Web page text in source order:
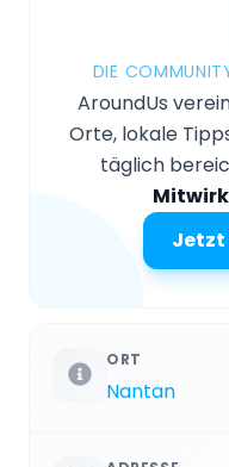
DIE
AroundUs
Orte, lokale
täglich
Jetzt
ORT
Nantan